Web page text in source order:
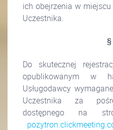
ich obejrzenia w
Uczestnika.
Do skutecznej
opublikowanym w
Usługodawcy
Uczestnika za
dostępnego na